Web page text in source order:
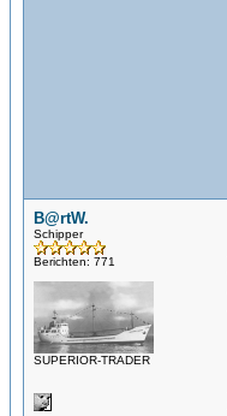
B@rtW.
Schipper
Berichten: 771
SUPERIOR-TRADER